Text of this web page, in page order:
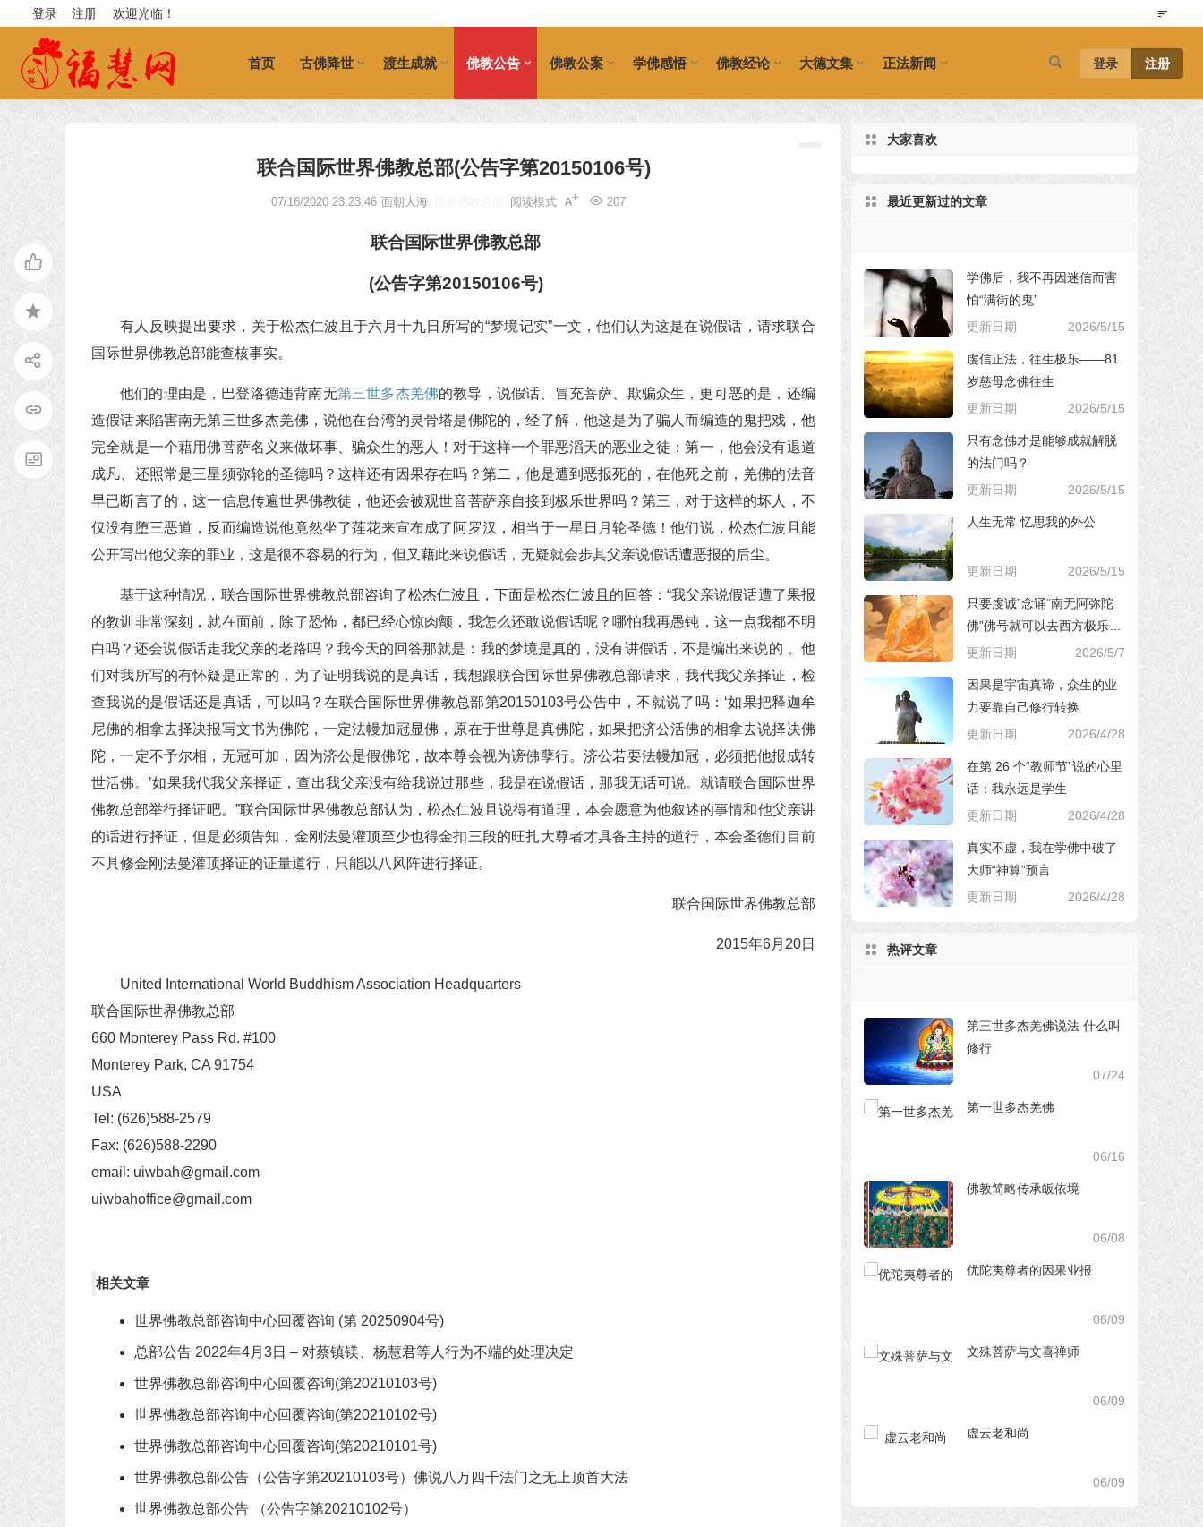
欢迎光临！
登录 注册
首页 古佛降世 渡生成就 佛教公告 佛教公案 学佛感悟 佛教经论 大德文集 正法新闻 登录 注册
联合国际世界佛教总部(公告字第20150106号)
07/16/2020 23:23:46 面朝大海 207
阅读模式
联合国际世界佛教总部
(公告字第20150106号)
有人反映提出要求，关于松杰仁波且于六月十九日所写的“梦境记实”一文，他们认为这是在说假话，请求联合
国际世界佛教总部能查核事实。
他们的理由是，巴登洛德违背南无第三世多杰羌佛的教导，说假话、冒充菩萨、欺骗众生，更可恶的是，还编
造假话来陷害南无第三世多杰羌佛，说他在台湾的灵骨塔是佛陀的，经了解，他这是为了骗人而编造的鬼把戏，他
完全就是一个藉用佛菩萨名义来做坏事、骗众生的恶人！对于这样一个罪恶滔天的恶业之徒：第一，他会没有退道
成凡、还照常是三星须弥轮的圣德吗？这样还有因果存在吗？第二，他是遭到恶报死的，在他死之前，羌佛的法音
早已断言了的，这一信息传遍世界佛教徒，他还会被观世音菩萨亲自接到极乐世界吗？第三，对于这样的坏人，不
仅没有堕三恶道，反而编造说他竟然坐了莲花来宣布成了阿罗汉，相当于一星日月轮圣德！他们说，松杰仁波且能
公开写出他父亲的罪业，这是很不容易的行为，但又藉此来说假话，无疑就会步其父亲说假话遭恶报的后尘。
基于这种情况，联合国际世界佛教总部咨询了松杰仁波且，下面是松杰仁波且的回答：“我父亲说假话遭了果报
的教训非常深刻，就在面前，除了恐怖，都已经心惊肉颤，我怎么还敢说假话呢？哪怕我再愚钝，这一点我都不明
白吗？还会说假话走我父亲的老路吗？我今天的回答那就是：我的梦境是真的，没有讲假话，不是编出来说的 。他
们对我所写的有怀疑是正常的，为了证明我说的是真话，我想跟联合国际世界佛教总部请求，我代我父亲择证，检
查我说的是假话还是真话，可以吗？在联合国际世界佛教总部第20150103号公告中，不就说了吗：‘如果把释迦牟
尼佛的相拿去择决报写文书为佛陀，一定法幔加冠显佛，原在于世尊是真佛陀，如果把济公活佛的相拿去说择决佛
陀，一定不予尔相，无冠可加，因为济公是假佛陀，故本尊会视为谤佛孽行。济公若要法幔加冠，必须把他报成转
世活佛。’如果我代我父亲择证，查出我父亲没有给我说过那些，我是在说假话，那我无话可说。就请联合国际世界
佛教总部举行择证吧。”联合国际世界佛教总部认为，松杰仁波且说得有道理，本会愿意为他叙述的事情和他父亲讲
的话进行择证，但是必须告知，金刚法曼灌顶至少也得金扣三段的旺扎大尊者才具备主持的道行，本会圣德们目前
不具修金刚法曼灌顶择证的证量道行，只能以八风阵进行择证。
联合国际世界佛教总部
2015年6月20日
United International World Buddhism Association Headquarters
联合国际世界佛教总部
660 Monterey Pass Rd. #100
Monterey Park, CA 91754
USA
Tel: (626)588-2579
Fax: (626)588-2290
email: uiwbah@gmail.com
uiwbahoffice@gmail.com
相关文章
世界佛教总部咨询中心回覆咨询 (第 20250904号)
总部公告 2022年4月3日 – 对蔡镇镁、杨慧君等人行为不端的处理决定
世界佛教总部咨询中心回覆咨询(第20210103号)
世界佛教总部咨询中心回覆咨询(第20210102号)
世界佛教总部咨询中心回覆咨询(第20210101号)
世界佛教总部公告（公告字第20210103号）佛说八万四千法门之无上顶首大法
世界佛教总部公告 （公告字第20210102号）
大家喜欢
最近更新过的文章
学佛后，我不再因迷信而害
怕“满街的鬼”
更新日期
2026/5/15
虔信正法，往生极乐——81
岁慈母念佛往生
更新日期
2026/5/15
只有念佛才是能够成就解脱
的法门吗？
更新日期
2026/5/15
人生无常 忆思我的外公
更新日期 2026/5/15
只要虔诚”念诵“南无阿弥陀
佛”佛号就可以去西方极乐世
界，对吗？
更新日期 2026/5/7
因果是宇宙真谛，众生的业
力要靠自己修行转换
更新日期
2026/4/28
在第 26 个“教师节”说的心里
话：我永远是学生
更新日期
2026/4/28
真实不虚，我在学佛中破了
大师“神算”预言
更新日期
2026/4/28
热评文章
第三世多杰羌佛说法 什么叫
修行
07/24
第一世多杰羌佛
06/16
佛教简略传承皈依境
06/08
优陀夷尊者的因果业报
06/09
文殊菩萨与文喜禅师
06/09
虚云老和尚
06/09